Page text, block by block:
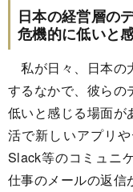
日本の経営層の
危機的に低いと
私が日々、日本の
するなかで、彼らの
低いと感じる場面が
活で新しいアプリ
Slack等のコミュニ
仕事のメールの返信